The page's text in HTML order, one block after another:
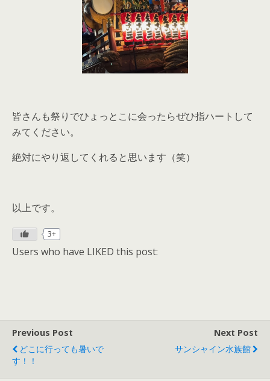
皆さんも祭りでひょっとこに会ったらぜひ指ハートして
みてください。
絶対にやり返してくれると思います（笑）
以上です。
3+
Users who have LIKED this post:
Previous Post
どこに行っても暑いで
す！！
Next Post
サンシャイン水族館